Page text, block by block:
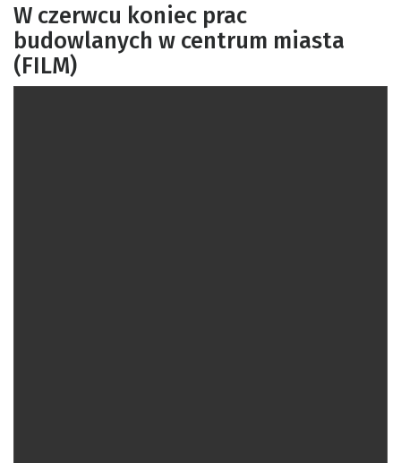
W czerwcu koniec prac
budowlanych w centrum miasta
(FILM)